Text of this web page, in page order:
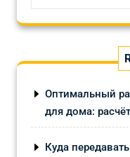
Оптимальный
для дома:
Куда